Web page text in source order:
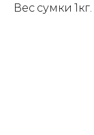
Вес сумки 1кг.